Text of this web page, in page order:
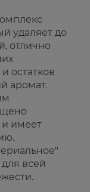
удаляет до
отлично
остатков
аромат.
имеет
всей